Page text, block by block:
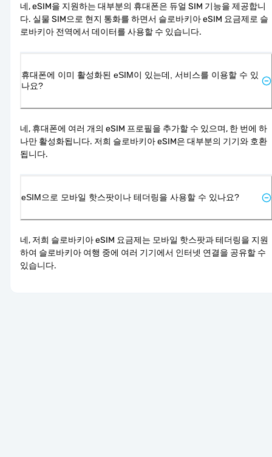
네, eSIM을 지원하는 대부분의 휴대폰은 듀얼 SIM 기능을 제공합니
다. 실물 SIM으로 현지 통화를 하면서 슬로바키아 eSIM 요금제로 슬
로바키아 전역에서 데이터를 사용할 수 있습니다.
휴대폰에 이미 활성화된 eSIM이 있는데, 서비스를 이용할 수 있
나요?
네, 휴대폰에 여러 개의 eSIM 프로필을 추가할 수 있으며, 한 번에 하
나만 활성화됩니다. 저희 슬로바키아 eSIM은 대부분의 기기와 호환
됩니다.
eSIM으로 모바일 핫스팟이나 테더링을 사용할 수 있나요?
네, 저희 슬로바키아 eSIM 요금제는 모바일 핫스팟과 테더링을 지원
하여 슬로바키아 여행 중에 여러 기기에서 인터넷 연결을 공유할 수
있습니다.